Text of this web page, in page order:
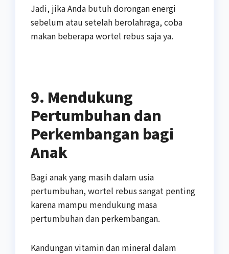
Jadi, jika Anda butuh dorongan energi
sebelum atau setelah berolahraga, coba
makan beberapa wortel rebus saja ya.
9. Mendukung
Pertumbuhan dan
Perkembangan bagi
Anak
Bagi anak yang masih dalam usia
pertumbuhan, wortel rebus sangat penting
karena mampu mendukung masa
pertumbuhan dan perkembangan.
Kandungan vitamin dan mineral dalam